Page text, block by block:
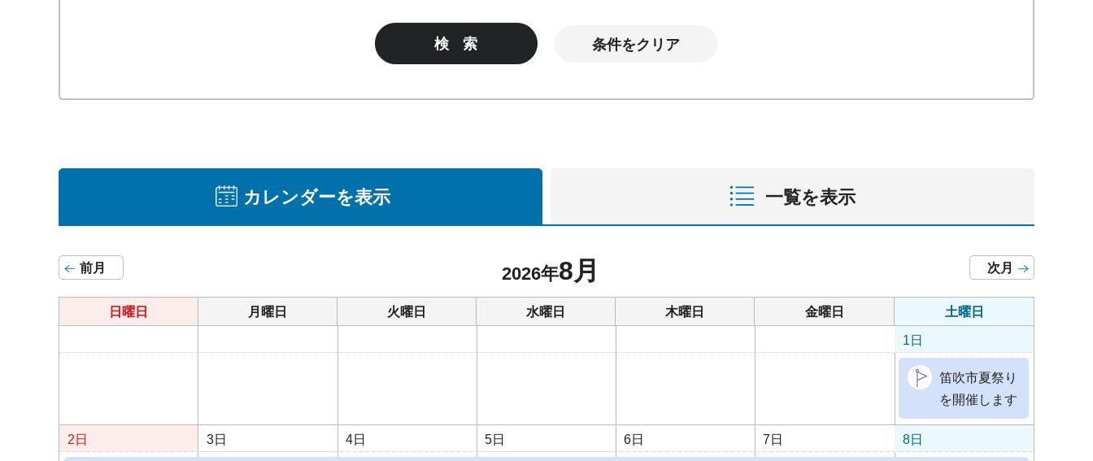
条件をクリア
カレンダーを表示 一覧を表示
前月 2026年8月 次月
日曜日 月曜日 火曜日 水曜日 木曜日 金曜日 土曜日
1日
笛吹市夏祭り
を開催します
2日 3日 4日 5日 6日 7日 8日